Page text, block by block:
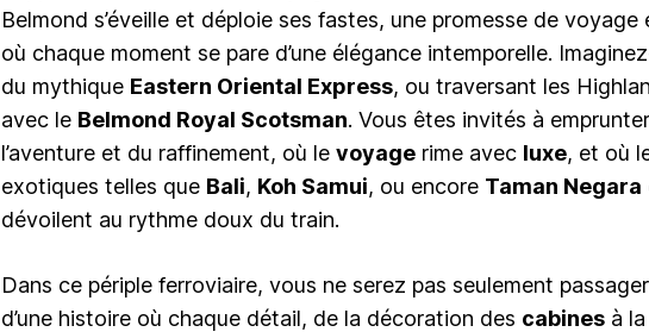
Belmond s’éveille et déploie ses fastes, une promesse de voyage
où chaque moment se pare d’une élégance intemporelle.
du mythique Eastern Oriental Express, ou traversant les
avec le Belmond Royal Scotsman. Vous êtes invités à
l’aventure et du raffinement, où le voyage rime avec luxe, et où
exotiques telles que Bali, Koh Samui, ou encore Taman Negara
dévoilent au rythme doux du train.
Dans ce périple ferroviaire, vous ne serez pas seulement
d’une histoire où chaque détail, de la décoration des cabines à